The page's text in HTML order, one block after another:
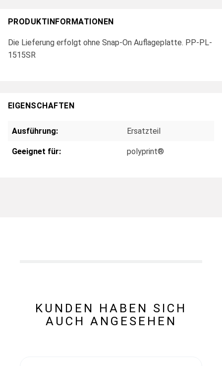
PRODUKTINFORMATIONEN
Die Lieferung erfolgt ohne Snap-On Auflageplatte. PP-PL-
1515SR
EIGENSCHAFTEN
Ausführung: Ersatzteil
Geeignet für: polyprint®
KUNDEN HABEN SICH
AUCH ANGESEHEN